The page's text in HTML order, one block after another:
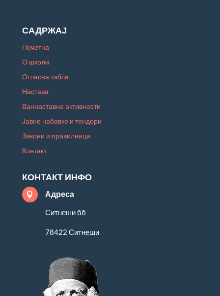
САДРЖАЈ
Почетна
О школи
Огласна табла
Настава
Ваннаставне активности
Јавне набавке и тендери
Закони и правилници
Контакт
КОНТАКТ ИНФО
 Адреса
Ситнеши бб
78422 Ситнеши